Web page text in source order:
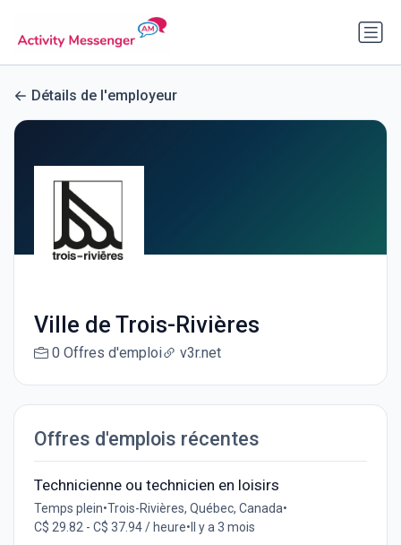
Détails de l'employeur
Ville de Trois-Rivières
0 Offres d'emploi v3r.net
Offres d'emplois récentes
Technicienne ou technicien en loisirs
Temps plein•Trois-Rivières, Québec, Canada•
C$ 29.82 - C$ 37.94 / heure• Il y a 3 mois